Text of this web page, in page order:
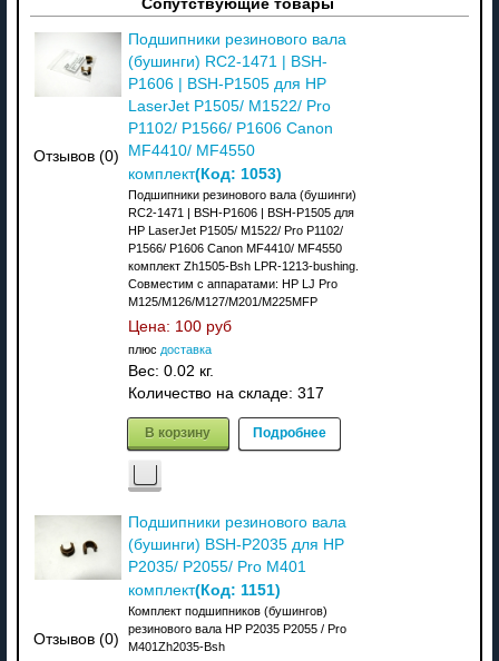
Сопутствующие товары
Отзывов (0)
Подшипники резинового вала
(бушинги) RC2-1471 | BSH-
P1606 | BSH-P1505 для HP
LaserJet P1505/ M1522/ Pro
P1102/ P1566/ P1606 Canon
MF4410/ MF4550
комплект(Код: 1053)
Подшипники резинового вала (бушинги)
RC2-1471 | BSH-P1606 | BSH-P1505 для
HP LaserJet P1505/ M1522/ Pro P1102/
P1566/ P1606 Canon MF4410/ MF4550
комплект Zh1505-Bsh LPR-1213-bushing.
Совместим с аппаратами: НР LJ Pro
M125/M126/M127/M201/M225MFP
Цена: 100 руб
плюс доставка
Вес: 0.02 кг.
Количество на складе: 317
В корзину Подробнее
Отзывов (0)
Подшипники резинового вала
(бушинги) BSH-P2035 для HP
P2035/ P2055/ Pro M401
комплект(Код: 1151)
Комплект подшипников (бушингов)
резинового вала HP P2035 P2055 / Pro
M401Zh2035-Bsh